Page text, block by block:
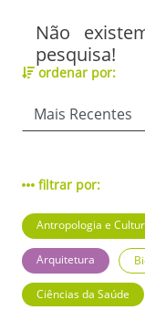
Não
pesquisa!
ordenar por:
filtrar por:
Antropologia e
Arquitetura
Ciências da Saúde